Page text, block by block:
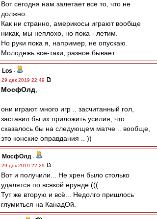
Вот сегодня нам залетает все то, что не
должно.
Как ни странно, америкосы играют вообще
никак, мы неплохо, но пока - летим.
Но руки пока я, например, не опускаю.
Молодежь все-таки, разное бывает.
Los -
29 дек 2019 22:49
МосфОлд
они играют много игр .. засчитанный гол,
заставил бы их приложить усилия, что
сказалось бы на следующем матче .. вообще,
это конские оправдания .. ))
МосфОлд -
29 дек 2019 22:29
Вот и получили... Не хрен было столько
удалятся по всякой ерунде.(((
Тут же вторую и всё... Недолго пришлось
глумиться на КанадОй.